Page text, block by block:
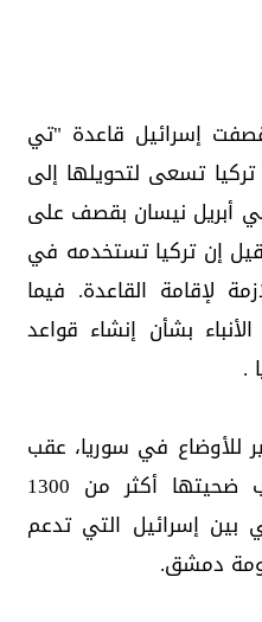
إسرائيل قاعدة "تي
تسعى لتحويلها إلى
أبريل نيسان بقصف على
إن تركيا تستخدمه في
لإقامة القاعدة. فيما
بشأن إنشاء قواعد
.
للأوضاع في سوريا، عقب
أحداث السويداء التي ذهب ضحيتها أكثر من 1300
إسرائيل التي تدعم
دمشق.